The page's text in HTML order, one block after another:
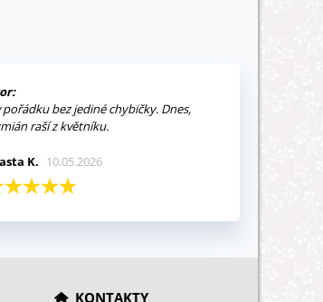
bez jediné chybičky. Dnes,
raší z květníku.
K. 10.05.2026
KONTAKTY